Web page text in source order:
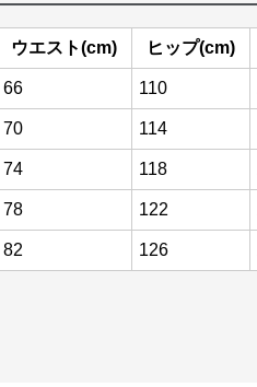
ウエスト(cm) ヒップ(cm)
66 110
70 114
74 118
78 122
82 126